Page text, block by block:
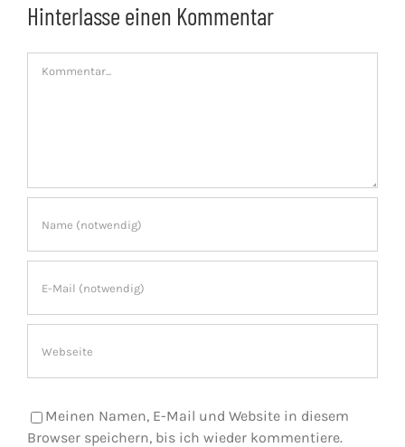
Hinterlasse einen Kommentar
Meinen Namen, E-Mail und Website in diesem
Browser speichern, bis ich wieder kommentiere.